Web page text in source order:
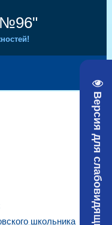
Версия для слабовидящих
школьника